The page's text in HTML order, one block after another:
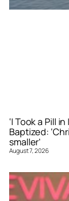
‘I Took a Pill
Baptized:
smaller’
August 7, 2026